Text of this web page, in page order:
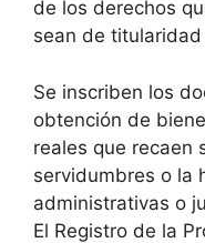
de los derechos
sean de
Se inscriben los
obtención de
reales que recaen
servidumbres o la
administrativas o
El Registro de la